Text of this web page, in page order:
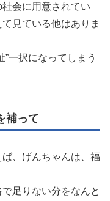
会に用意されてい
見ている他はありま
”一択になってしまう
補って
、げんちゃんは、福
足りない分をなんと